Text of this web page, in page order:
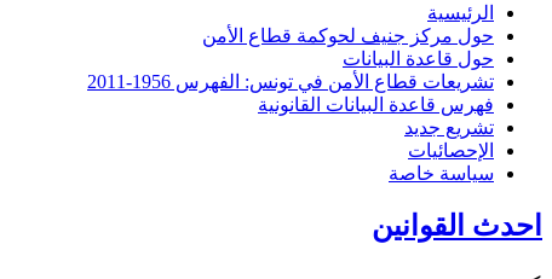
الرئيسية
حول مركز جنيف لحوكمة قطاع الأمن
حول قاعدة البيانات
تشريعات قطاع الأمن في تونس: الفهرس 1956-2011
فهرس قاعدة البيانات القانونية
تشريع جديد
الإحصائيات
سياسة خاصة
احدث القوانين